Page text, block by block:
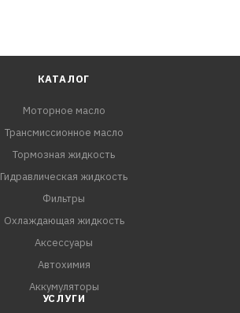
КАТАЛОГ
Моторное масло
Трансмиссионное масло
Тормозная жидкость
Гидравлическая жидкость
Фильтры
Охлаждающая жидкость
Аксессуары
Автохимия
Аккумуляторы
УСЛУГИ